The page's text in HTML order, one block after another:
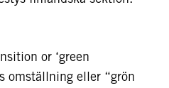
or ‘green
omställning eller “grön